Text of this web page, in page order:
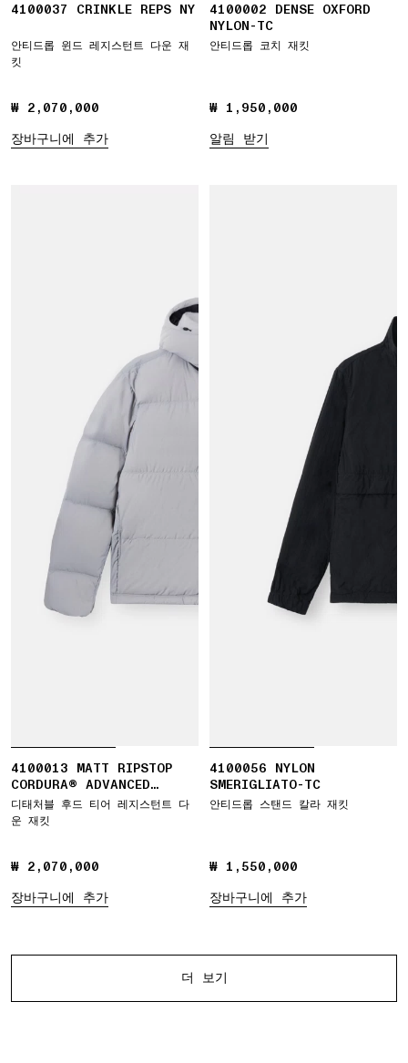
4100037 CRINKLE REPS NY
안티드롭 윈드 레지스턴트 다운 재
킷
₩ 2,070,000
₩ 2,070,000
장바구니에 추가
4100002 DENSE OXFORD
NYLON-TC
안티드롭 코치 재킷
₩ 1,950,000
₩ 1,950,000
알림 받기
4100013 MATT RIPSTOP
CORDURA® ADVANCED
FABRICS
디태처블 후드 티어 레지스턴트 다
운 재킷
₩ 2,070,000
₩ 2,070,000
장바구니에 추가
4100056 NYLON
SMERIGLIATO-TC
안티드롭 스탠드 칼라 재킷
₩ 1,550,000
₩ 1,550,000
장바구니에 추가
더 보기